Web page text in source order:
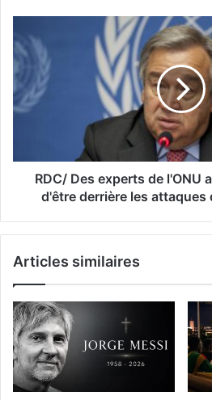
RDC/ Des experts de l'ONU
d'être derrière les attaques
Articles similaires